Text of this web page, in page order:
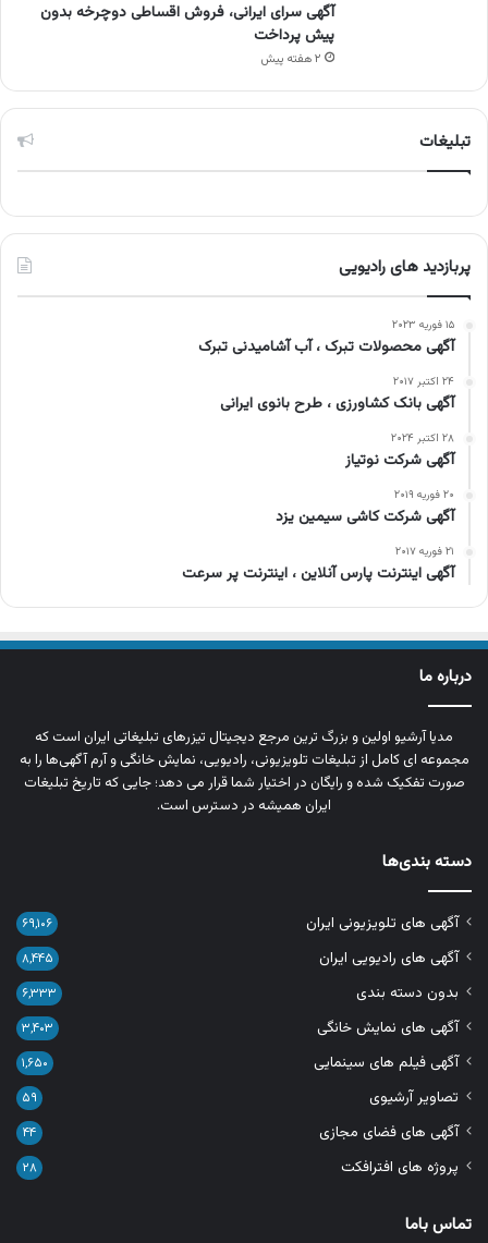
آگهی سرای ایرانی، فروش اقساطی دوچرخه بدون
پیش پرداخت
۲ هفته پیش
تبلیغات
پربازدید های رادیویی
۱۵ فوریه ۲۰۲۳
آگهی محصولات تبرک ، آب آشامیدنی تبرک
۲۴ اکتبر ۲۰۱۷
آگهی بانک کشاورزی ، طرح بانوی ایرانی
۲۸ اکتبر ۲۰۲۴
آگهی شرکت نوتیاز
۲۰ فوریه ۲۰۱۹
آگهی شرکت کاشی سیمین یزد
۲۱ فوریه ۲۰۱۷
آگهی اینترنت پارس آنلاین ، اینترنت پر سرعت
درباره ما
مدیا آرشیو اولین و بزرگ‌ ترین مرجع دیجیتال تیزرهای تبلیغاتی ایران است که
مجموعه‌ ای کامل از تبلیغات تلویزیونی، رادیویی، نمایش خانگی و آرم‌ آگهی‌ها را به‌
صورت تفکیک‌ شده و رایگان در اختیار شما قرار می‌ دهد؛ جایی که تاریخ تبلیغات
ایران همیشه در دسترس است.
دسته بندی‌ها
آگهی های تلویزیونی ایران ۶۹,۱۰۶
آگهی های رادیویی ایران ۸,۴۴۵
بدون دسته بندی ۶,۳۳۳
آگهی های نمایش خانگی ۳,۴۰۳
آگهی فیلم های سینمایی ۱,۶۵۰
تصاویر آرشیوی ۵۹
آگهی های فضای مجازی ۴۴
پروژه های افترافکت ۲۸
تماس باما